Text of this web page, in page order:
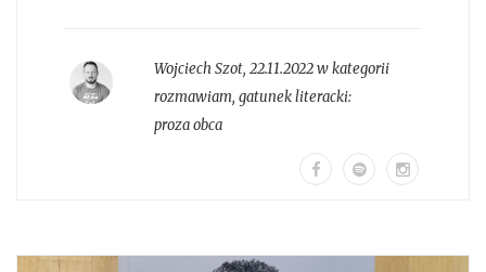
Wojciech Szot, 22.11.2022 w kategorii
rozmawiam, gatunek literacki:
proza obca